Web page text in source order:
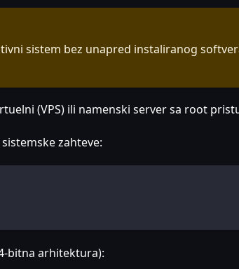
sistem bez unapred instaliranog
(VPS) ili namenski server sa root
zahteve:
bitna arhitektura):